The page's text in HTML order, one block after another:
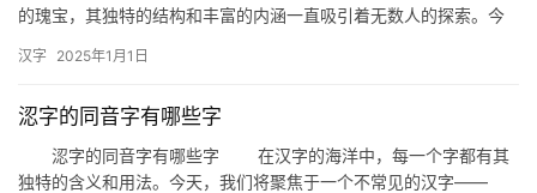
的瑰宝，其独特的结构和丰富的内涵一直吸引着无数人的探索。今
…
汉字 2025年1月1日
涊字的同音字有哪些字
涊字的同音字有哪些字 在汉字的海洋中，每一个字都有其
独特的含义和用法。今天，我们将聚焦于一个不常见的汉字——